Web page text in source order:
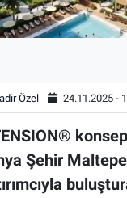
Özel 24.11.2025 -
Şehir